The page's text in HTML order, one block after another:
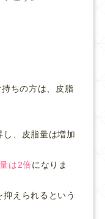
持ちの方は、皮脂
、皮脂量は増加
は2倍になりま
えられるという